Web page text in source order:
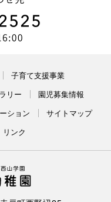
子育て支援事業
リー
園児募集情報
ション
サイトマップ
リンク